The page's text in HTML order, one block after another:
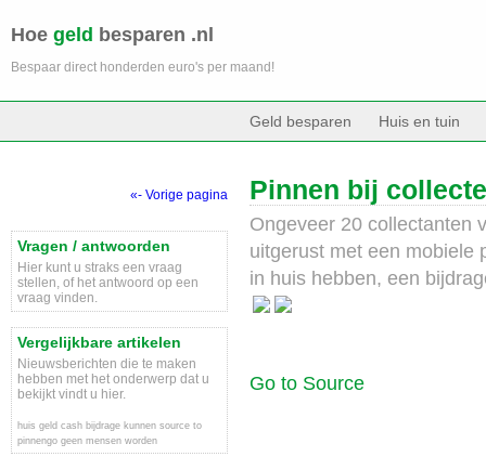
Hoe geld besparen .nl
Bespaar direct honderden euro's per maand!
Geld besparen Huis en tuin
«- Vorige pagina
Vragen / antwoorden
Hier kunt u straks een vraag
stellen, of het antwoord op een
vraag vinden.
Vergelijkbare artikelen
Nieuwsberichten die te maken
hebben met het onderwerp dat u
bekijkt vindt u hier.
huis geld cash bijdrage kunnen source to
pinnengo geen mensen worden
Pinnen bij collecte
Ongeveer 20 collectanten
uitgerust met een mobiele
in huis hebben, een
Go to Source